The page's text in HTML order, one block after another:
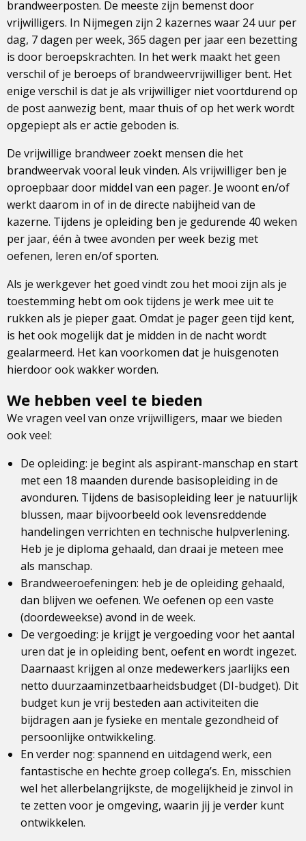
brandweerposten. De meeste zijn bemenst door
vrijwilligers. In Nijmegen zijn 2 kazernes waar 24 uur per
dag, 7 dagen per week, 365 dagen per jaar een bezetting
is door beroepskrachten. In het werk maakt het geen
verschil of je beroeps of brandweervrijwilliger bent. Het
enige verschil is dat je als vrijwilliger niet voortdurend op
de post aanwezig bent, maar thuis of op het werk wordt
opgepiept als er actie geboden is.
De vrijwillige brandweer zoekt mensen die het
brandweervak vooral leuk vinden. Als vrijwilliger ben je
oproepbaar door middel van een pager. Je woont en/of
werkt daarom in of in de directe nabijheid van de
kazerne. Tijdens je opleiding ben je gedurende 40 weken
per jaar, één à twee avonden per week bezig met
oefenen, leren en/of sporten.
Als je werkgever het goed vindt zou het mooi zijn als je
toestemming hebt om ook tijdens je werk mee uit te
rukken als je pieper gaat. Omdat je pager geen tijd kent,
is het ook mogelijk dat je midden in de nacht wordt
gealarmeerd. Het kan voorkomen dat je huisgenoten
hierdoor ook wakker worden.
We hebben veel te bieden
We vragen veel van onze vrijwilligers, maar we bieden
ook veel:
De opleiding: je begint als aspirant-manschap en start
met een 18 maanden durende basisopleiding in de
avonduren. Tijdens de basisopleiding leer je natuurlijk
blussen, maar bijvoorbeeld ook levensreddende
handelingen verrichten en technische hulpverlening.
Heb je je diploma gehaald, dan draai je meteen mee
als manschap.
Brandweeroefeningen: heb je de opleiding gehaald,
dan blijven we oefenen. We oefenen op een vaste
(doordeweekse) avond in de week.
De vergoeding: je krijgt je vergoeding voor het aantal
uren dat je in opleiding bent, oefent en wordt ingezet.
Daarnaast krijgen al onze medewerkers jaarlijks een
netto duurzaaminzetbaarheidsbudget (DI-budget). Dit
budget kun je vrij besteden aan activiteiten die
bijdragen aan je fysieke en mentale gezondheid of
persoonlijke ontwikkeling.
En verder nog: spannend en uitdagend werk, een
fantastische en hechte groep collega’s. En, misschien
wel het allerbelangrijkste, de mogelijkheid je zinvol in
te zetten voor je omgeving, waarin jij je verder kunt
ontwikkelen.